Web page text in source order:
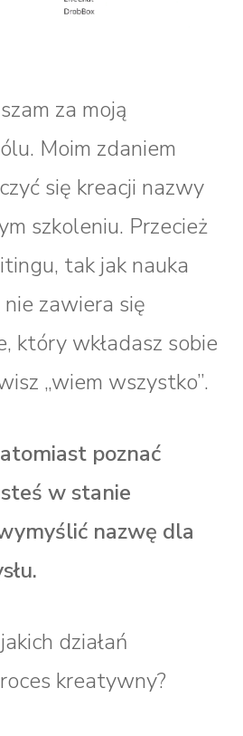
za moją
Moim zdaniem
się kreacji nazwy
szkoleniu. Przecież
tak jak nauka
zawiera się
który wkładasz sobie
„wiem wszystko”.
poznać
w stanie
nazwę dla
działań
kreatywny?